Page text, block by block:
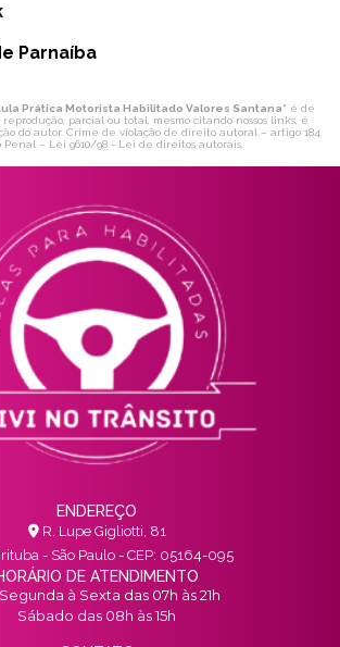
Parnaíba
Prática Motorista Habilitado Valores Santana" é de
parcial ou total, mesmo citando nossos links, é
do autor. Crime de violação de direito autoral – artigo 184
Penal – Lei 9610/98 - Lei de direitos autorais.
ENDEREÇO
R. Lupe Gigliotti, 81
- São Paulo - CEP: 05164-095
DE ATENDIMENTO
à Sexta das 07h às 21h
Sábado das 08h às 15h